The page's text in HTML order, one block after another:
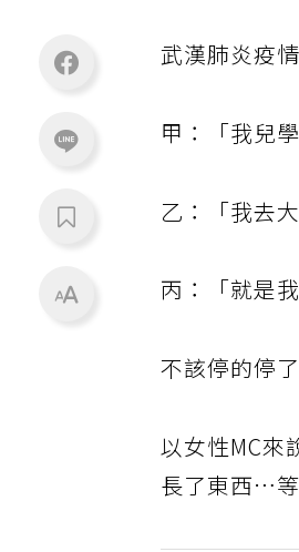
武漢肺炎疫
甲：「我兒
乙：「我去
丙：「就是
不該停的停
以女性MC來
長了東西…